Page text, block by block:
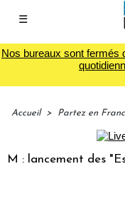
☰
Nos bureaux sont fermés
Accueil > Partez en
des